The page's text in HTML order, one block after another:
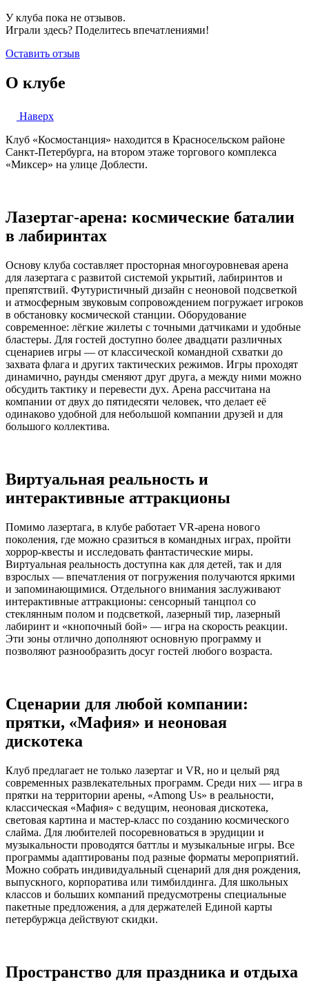
У клуба пока не отзывов.
Играли здесь? Поделитесь впечатлениями!
Оставить отзыв
О клубе
Наверх
Клуб «Космостанция» находится в Красносельском районе
Санкт-Петербурга, на втором этаже торгового комплекса
«Миксер» на улице Доблести.
Лазертаг-арена: космические баталии
в лабиринтах
Основу клуба составляет просторная многоуровневая арена
для лазертага с развитой системой укрытий, лабиринтов и
препятствий. Футуристичный дизайн с неоновой подсветкой
и атмосферным звуковым сопровождением погружает игроков
в обстановку космической станции. Оборудование
современное: лёгкие жилеты с точными датчиками и удобные
бластеры. Для гостей доступно более двадцати различных
сценариев игры — от классической командной схватки до
захвата флага и других тактических режимов. Игры проходят
динамично, раунды сменяют друг друга, а между ними можно
обсудить тактику и перевести дух. Арена рассчитана на
компании от двух до пятидесяти человек, что делает её
одинаково удобной для небольшой компании друзей и для
большого коллектива.
Виртуальная реальность и
интерактивные аттракционы
Помимо лазертага, в клубе работает VR-арена нового
поколения, где можно сразиться в командных играх, пройти
хоррор-квесты и исследовать фантастические миры.
Виртуальная реальность доступна как для детей, так и для
взрослых — впечатления от погружения получаются яркими
и запоминающимися. Отдельного внимания заслуживают
интерактивные аттракционы: сенсорный танцпол со
стеклянным полом и подсветкой, лазерный тир, лазерный
лабиринт и «кнопочный бой» — игра на скорость реакции.
Эти зоны отлично дополняют основную программу и
позволяют разнообразить досуг гостей любого возраста.
Сценарии для любой компании:
прятки, «Мафия» и неоновая
дискотека
Клуб предлагает не только лазертаг и VR, но и целый ряд
современных развлекательных программ. Среди них — игра в
прятки на территории арены, «Among Us» в реальности,
классическая «Мафия» с ведущим, неоновая дискотека,
световая картина и мастер-класс по созданию космического
слайма. Для любителей посоревноваться в эрудиции и
музыкальности проводятся баттлы и музыкальные игры. Все
программы адаптированы под разные форматы мероприятий.
Можно собрать индивидуальный сценарий для дня рождения,
выпускного, корпоратива или тимбилдинга. Для школьных
классов и больших компаний предусмотрены специальные
пакетные предложения, а для держателей Единой карты
петербуржца действуют скидки.
Пространство для праздника и отдыха